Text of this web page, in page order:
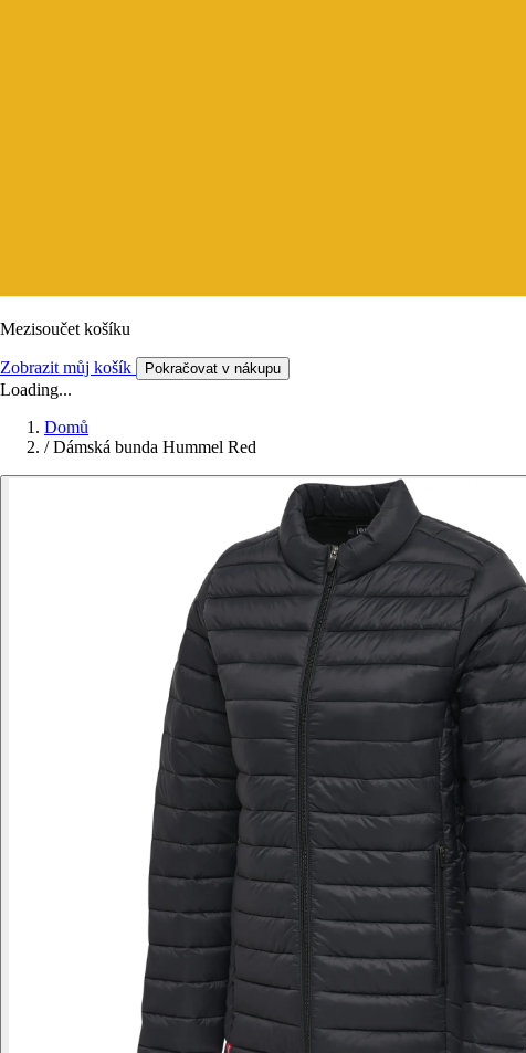
Mezisoučet košíku
Zobrazit můj košík Pokračovat v nákupu
Loading...
Domů
/ Dámská bunda Hummel Red